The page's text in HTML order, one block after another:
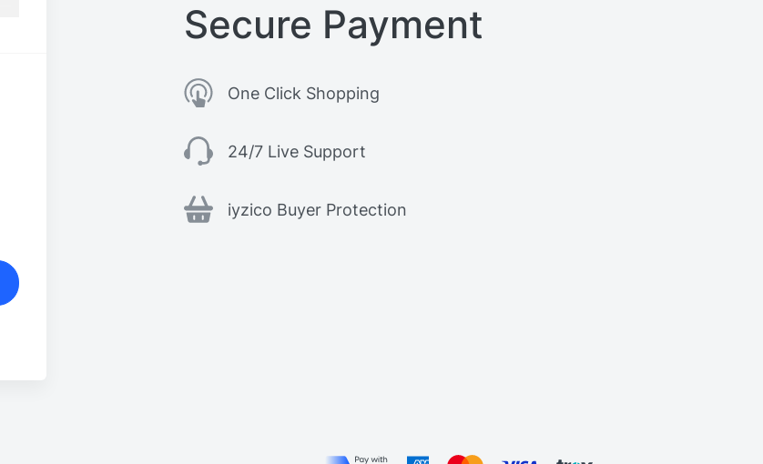
Secure Payment
One Click Shopping
24/7 Live Support
iyzico Buyer Protection